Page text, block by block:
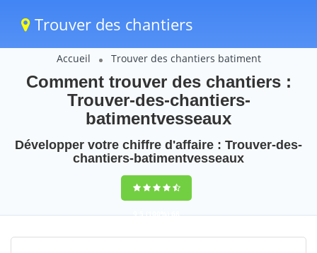
Trouver des chantiers
Accueil Trouver des chantiers batiment
Comment trouver des chantiers :
Trouver-des-chantiers-
batimentvesseaux
Développer votre chiffre d'affaire : Trouver-des-
chantiers-batimentvesseaux
9,5(100%)68
votes